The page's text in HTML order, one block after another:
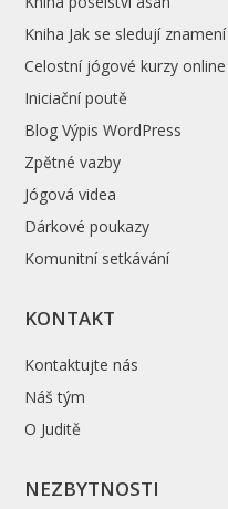
Kniha Jak se sledují znamení
Celostní jógové kurzy online
Iniciační poutě
Blog Výpis WordPress
Zpětné vazby
Jógová videa
Dárkové poukazy
Komunitní setkávání
KONTAKT
Kontaktujte nás
Náš tým
O Juditě
NEZBYTNOSTI